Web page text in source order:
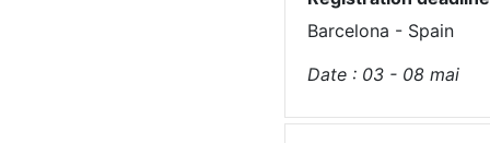
Barcelona - Spain
Date : 03 - 08 mai